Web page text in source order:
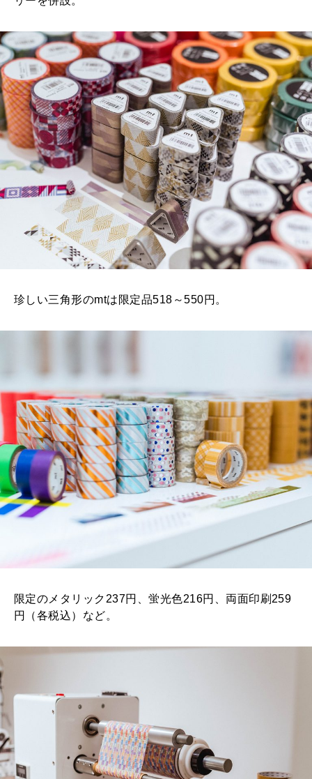
珍しい三角形のmtは限定品518～550円。
限定のメタリック237円、蛍光色216円、両面印刷259
円（各税込）など。